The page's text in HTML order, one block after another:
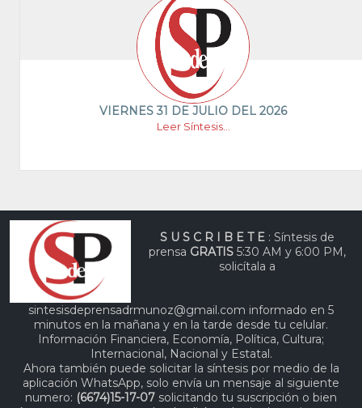
VIERNES 31 DE JULIO DEL 2026
Leer Síntesis...
S U S C R I B E T E : Síntesis de
prensa GRATIS 5:30 AM y 6:00 PM,
solicítala a
sintesisdeprensadrmunoz@gmail.com informado en 5
minutos en la mañana y en la tarde desde tu celular.
Información Financiera, Economía, Política, Cultura;
Internacional, Nacional y Estatal.
Ahora también puede solicitar la síntesis por medio de la
aplicación WhatsApp, solo envía un mensaje al siguiente
numero: (6674)15-17-07 solicitando tu suscripción o bien